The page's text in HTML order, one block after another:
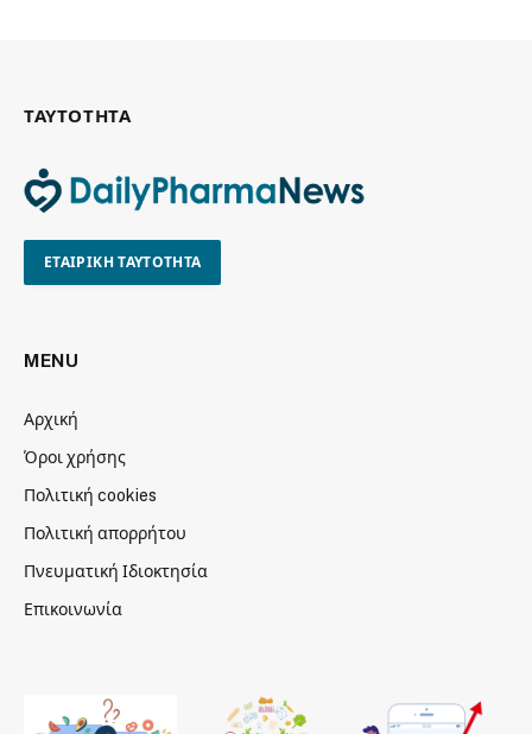
ΤΑΥΤΟΤΗΤΑ
ΕΤΑΙΡΙΚΗ ΤΑΥΤΟΤΗΤΑ
MENU
Αρχική
Όροι χρήσης
Πολιτική cookies
Πολιτική απορρήτου
Πνευματική Ιδιοκτησία
Επικοινωνία